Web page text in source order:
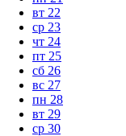
вт 22
ср 23
чт 24
пт 25
сб 26
вс 27
пн 28
вт 29
ср 30